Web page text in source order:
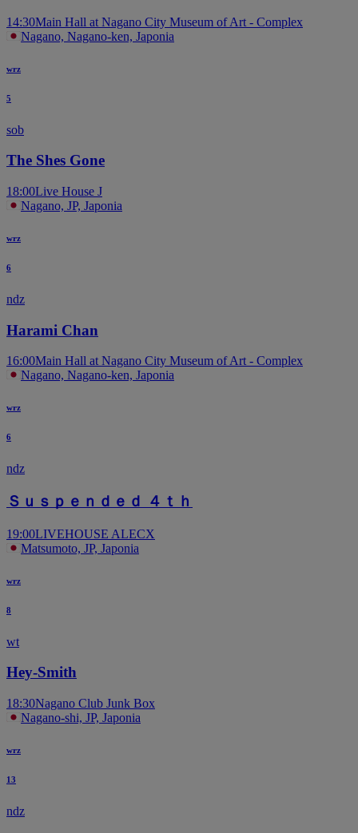
14:30Main Hall at Nagano City Museum of Art - Complex
Nagano, Nagano-ken, Japonia
wrz
5
sob
The Shes Gone
18:00Live House J
Nagano, JP, Japonia
wrz
6
ndz
Harami Chan
16:00Main Hall at Nagano City Museum of Art - Complex
Nagano, Nagano-ken, Japonia
wrz
6
ndz
Ｓｕｓｐｅｎｄｅｄ ４ｔｈ
19:00LIVEHOUSE ALECX
Matsumoto, JP, Japonia
wrz
8
wt
Hey-Smith
18:30Nagano Club Junk Box
Nagano-shi, JP, Japonia
wrz
13
ndz